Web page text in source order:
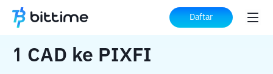
Daftar
Beranda Konverter Kripto ke PIXFI
1 CAD ke PIXFI